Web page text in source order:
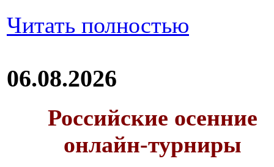
Читать полностью
06.08.2026
Российские осенние
онлайн-турниры